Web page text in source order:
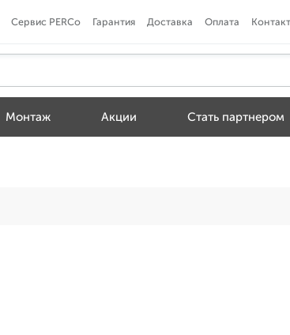
Сервис PERCo Гарантия Доставка Оплата
Монтаж Акции Стать партнером